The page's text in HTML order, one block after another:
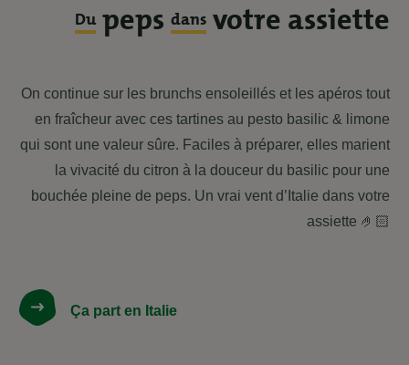
Dupeps dans votre assiette
On continue sur les brunchs ensoleillés et les apéros tout
en fraîcheur avec ces tartines au pesto basilic & limone
qui sont une valeur sûre. Faciles à préparer, elles marient
la vivacité du citron à la douceur du basilic pour une
bouchée pleine de peps. Un vrai vent d’Italie dans votre
assiette 🤌🏻
Ça part en Italie